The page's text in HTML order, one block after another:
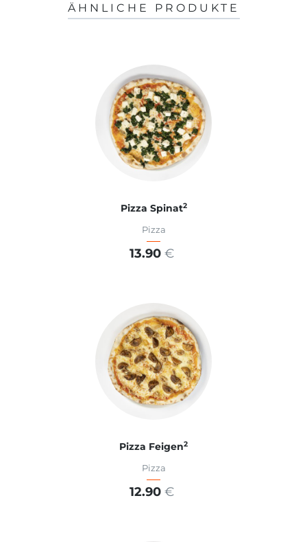
ÄHNLICHE PRODUKTE
Pizza Spinat2
Pizza
13.90 €
Pizza Feigen2
Pizza
12.90 €